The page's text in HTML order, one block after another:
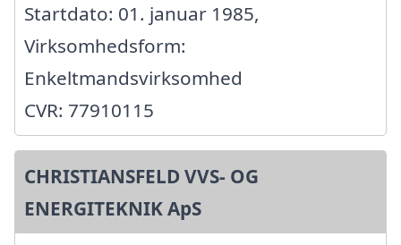
Startdato: 01. januar 1985,
Virksomhedsform:
Enkeltmandsvirksomhed
CVR: 77910115
CHRISTIANSFELD VVS- OG
ENERGITEKNIK ApS